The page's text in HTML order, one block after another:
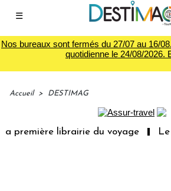
☰
Nos bureaux sont fermés du 27/07 au 16/
quotidienne le 24/08/2026.
Accueil > DESTIMAG
première librairie du voyage Le